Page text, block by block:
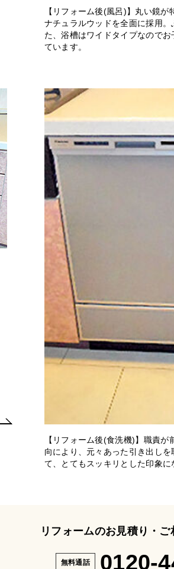
【リフォーム後(風呂)】丸い鏡
ナチュラルウッドを全面に採用
た、浴槽はワイドタイプなので
ています。
【リフォーム後(食洗機)】職責
向により、元々あった引き出し
て、とてもスッキリとした印象に
リフォームのお見積り・
無料通話 0120-